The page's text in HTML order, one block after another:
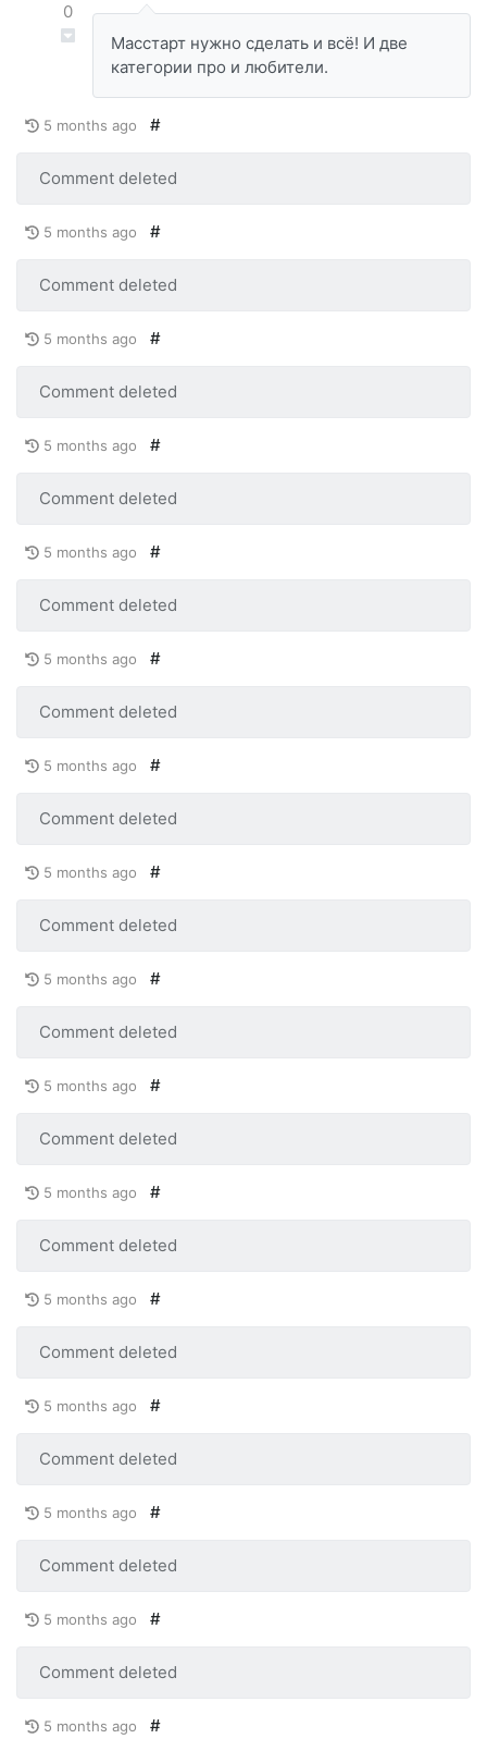
0
Масстарт нужно сделать и всё! И две
категории про и любители.
5 months ago #
Comment deleted
5 months ago #
Comment deleted
5 months ago #
Comment deleted
5 months ago #
Comment deleted
5 months ago #
Comment deleted
5 months ago #
Comment deleted
5 months ago #
Comment deleted
5 months ago #
Comment deleted
5 months ago #
Comment deleted
5 months ago #
Comment deleted
5 months ago #
Comment deleted
5 months ago #
Comment deleted
5 months ago #
Comment deleted
5 months ago #
Comment deleted
5 months ago #
Comment deleted
5 months ago #